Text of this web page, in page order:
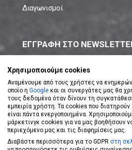
Διαγωνισμοί
ΕΓΓΡΑΦΗ ΣΤΟ
ΕΓΓΡΑΦΗ ΣΤΟ
Αποδέχομαι τουςΌρους
Χρησιμοποιούμε cookies
Αναμένουμε από τους χρήστες να
οποίο η Google και οι συνεργάτες μας θα
τους δεδομένα όταν δίνουν τη
εμπειρία χρήστη. Τα cookies που
είναι πάντα ενεργοποιημένα.
μάρκετινγκ cookies για να μας βοηθήσουν
περιεχόμενο μας και τις διαφημίσεις μας.
Διαβάστε περισσότερα για το GDPR στη